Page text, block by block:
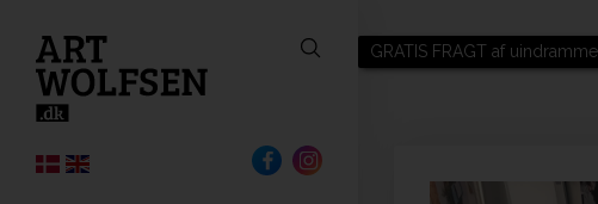
GRATIS FRAGT af